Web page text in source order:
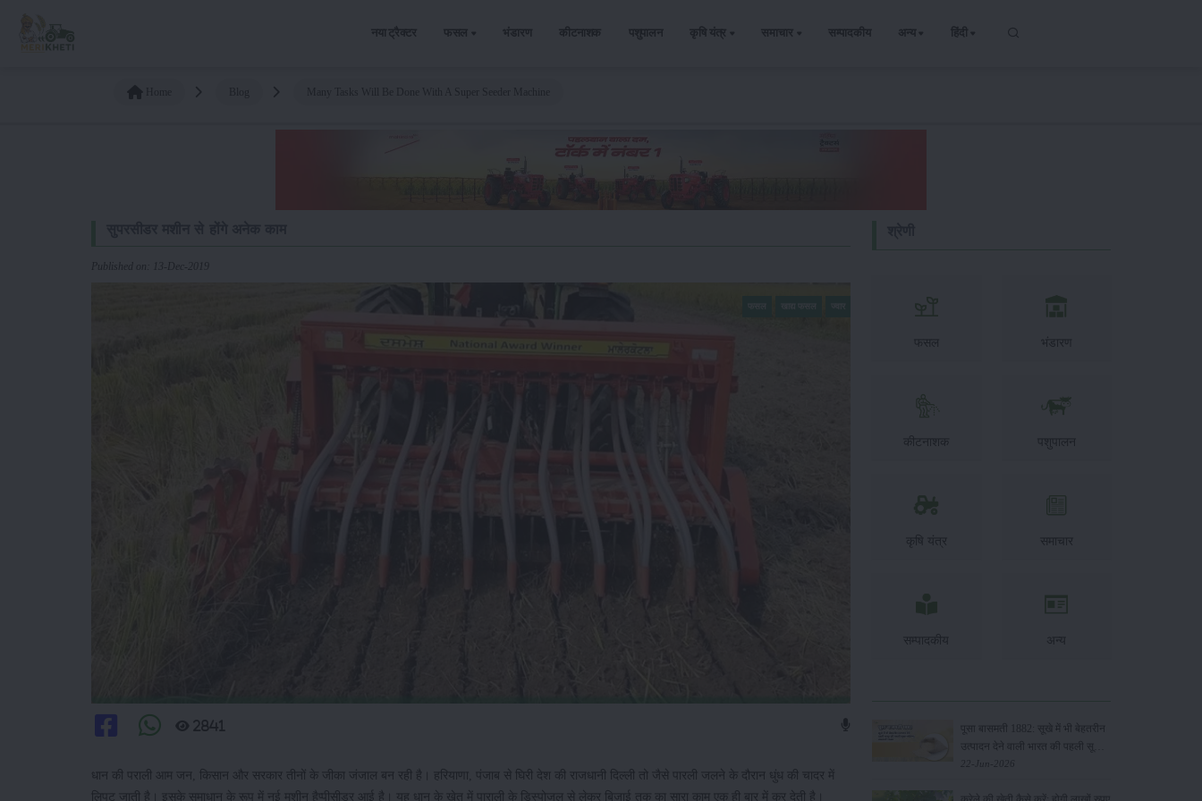
नया ट्रैक्टर फसल भंडारण कीटनाशक पशुपालन कृषि यंत्र समाचार सम्पादकीय अन्य हिंदी
Published on: 13-Dec-2019
2841
धान की पराली आम जन, किसान और सरकार तीनों के जीका जंजाल बन रही है। हरियाणा, पंजाब से घिरी देश की राजधानी दिल्ली तो जैसे पारली जलने के दौरान धुंध की चादर में
लिपट जाती है। इसके समाधान के रूप में नई मशीन हैप्पीसीडर आई है। यह धान के खेत में पाराली के डिस्पोजल से लेकर बिजाई तक का सारा काम एक ही बार में कर देती है।
फसल भंडारण
कीटनाशक पशुपालन
कृषि यंत्र समाचार
सम्पादकीय अन्य
पूसा बासमती 1882: सूखे में भी बेहतरीन
उत्पादन देने वाली भारत की पहली सूखा-
सहिष्णु बासमती किस्म
22-Jun-2026